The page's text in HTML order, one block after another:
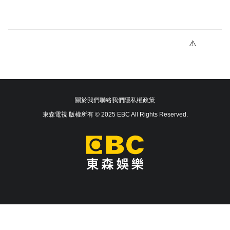
關於我們聯絡我們隱私權政策
東森電視 版權所有 © 2025 EBC All Rights Reserved.